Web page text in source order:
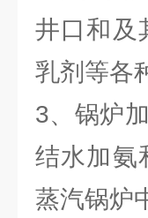
井口和及
乳剂等各
3、锅炉
结水加氨
蒸汽锅炉